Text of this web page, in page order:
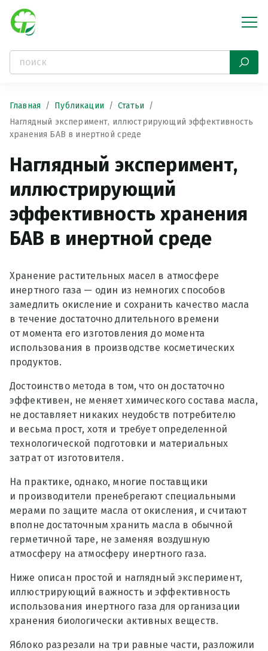
Главная Публикации
Статьи
Наглядный эксперимент, иллюстрирующий эффективность
хранения БАВ в инертной среде
Наглядный эксперимент,
иллюстрирующий
эффективность хранения
БАВ в инертной среде
Хранение растительных масел в атмосфере
инертного газа — один из немногих способов
замедлить окисление и сохранить качество масла
в течение достаточно длительного времени
от момента его изготовления до момента
использования в производстве косметических
продуктов.
Достоинство метода в том, что он достаточно
эффективен, не меняет химического состава масла,
не доставляет никаких неудобств потребителю
и весьма прост, хотя и требует определенной
технологической подготовки и материальных
затрат от изготовителя.
На практике, однако, многие поставщики
и производители пренебрегают специальными
мерами по защите масла от окисления, и считают
вполне достаточным хранить масла в обычной
герметичной таре, не заменяя воздушную
атмосферу на атмосферу инертного газа.
Ниже описан простой и наглядный эксперимент,
иллюстрирующий важность и эффективность
использования инертного газа для организации
хранения биологически активных веществ.
Яблоко разрезали на три равные части, разложили